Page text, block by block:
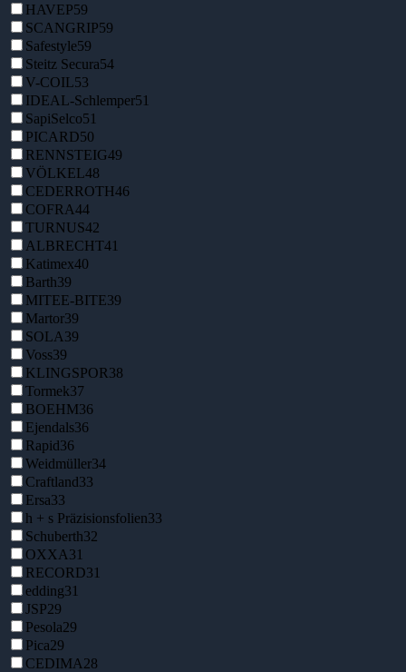
HAVEP59
SCANGRIP59
Safestyle59
Steitz Secura54
V-COIL53
IDEAL-Schlemper51
SapiSelco51
PICARD50
RENNSTEIG49
VÖLKEL48
CEDERROTH46
COFRA44
TURNUS42
ALBRECHT41
Katimex40
Barth39
MITEE-BITE39
Martor39
SOLA39
Voss39
KLINGSPOR38
Tormek37
BOEHM36
Ejendals36
Rapid36
Weidmüller34
Craftland33
Ersa33
h + s Präzisionsfolien33
Schuberth32
OXXA31
RECORD31
edding31
JSP29
Pesola29
Pica29
CEDIMA28